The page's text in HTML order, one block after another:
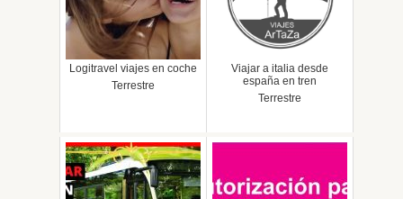
Logitravel viajes en coche
Terrestre
Viajar a italia desde
españa en tren
Terrestre